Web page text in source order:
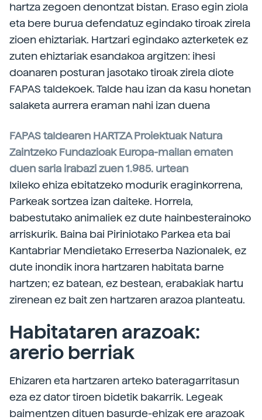
hartza zegoen denontzat bistan. Eraso egin ziola
eta bere burua defendatuz egindako tiroak zirela
zioen ehiztariak. Hartzari egindako azterketek ez
zuten ehiztariak esandakoa argitzen: ihesi
doanaren posturan jasotako tiroak zirela diote
FAPAS taldekoek. Talde hau izan da kasu honetan
salaketa aurrera eraman nahi izan duena
FAPAS taldearen HARTZA Proiektuak Natura
Zaintzeko Fundazioak Europa-mailan ematen
duen saria irabazi zuen 1.985. urtean
Ixileko ehiza ebitatzeko modurik eraginkorrena,
Parkeak sortzea izan daiteke. Horrela,
babestutako animaliek ez dute hainbesterainoko
arriskurik. Baina bai Piriniotako Parkea eta bai
Kantabriar Mendietako Erreserba Nazionalek, ez
dute inondik inora hartzaren habitata barne
hartzen; ez batean, ez bestean, erabakiak hartu
zirenean ez bait zen hartzaren arazoa planteatu.
Habitataren arazoak:
arerio berriak
Ehizaren eta hartzaren arteko bateragarritasun
eza ez dator tiroen bidetik bakarrik. Legeak
baimentzen dituen basurde-ehizak ere arazoak